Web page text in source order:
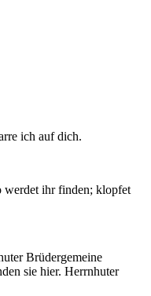
ich auf dich.
werdet ihr finden; klopfet
Brüdergemeine
sie hier. Herrnhuter